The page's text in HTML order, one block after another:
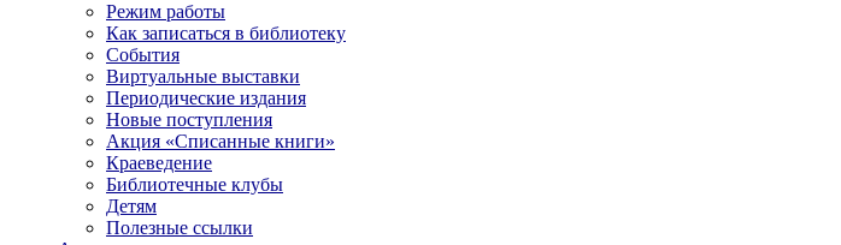
Режим работы
Как записаться в библиотеку
События
Виртуальные выставки
Периодические издания
Новые поступления
Акция «Списанные книги»
Краеведение
Библиотечные клубы
Детям
Полезные ссылки